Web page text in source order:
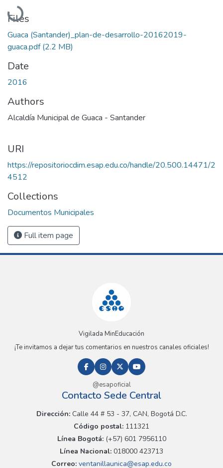
Files
Guaca (Santander)_plan-de-desarrollo-20162019-
guaca.pdf(2.2 MB)
Date
2016
Authors
Alcaldía Municipal de Guaca - Santander
URI
https://repositoriocdim.esap.edu.co/handle/20.500.14471/2
4512
Collections
Documentos Municipales
Full item page
Vigilada MinEducación
¡Te invitamos a dejar tus comentarios en nuestros canales oficiales!
@esapoficial
Contacto Sede Central
Dirección:Calle 44 # 53 - 37, CAN, Bogotá D.C.
Código postal: 111321
Línea Bogotá:(+57) 601 7956110
Línea Nacional: 018000 423713
Correo: ventanillaunica@esap.edu.co